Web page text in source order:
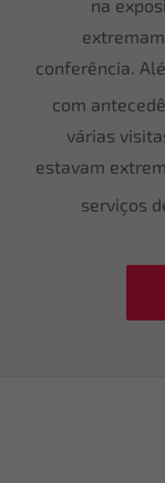
na
conferência.
com
várias
estavam
serviços